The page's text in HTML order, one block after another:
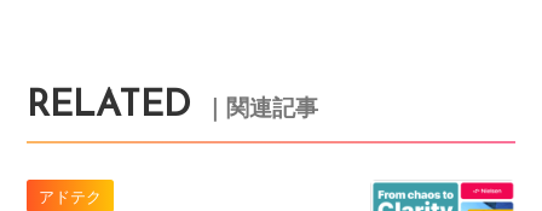
RELATED ｜関連記事
アドテク